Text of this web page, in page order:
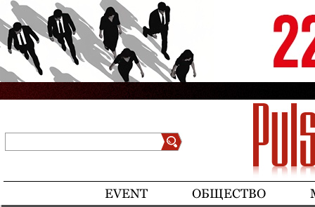
Jump to navigation
EVENT ОБЩЕСТВО